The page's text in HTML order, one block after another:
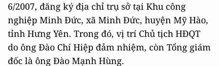
6/2007, đăng ký địa chỉ trụ sở tại Khu công
nghiệp Minh Đức, xã Minh Đức, huyện Mỹ Hào,
tỉnh Hưng Yên. Trong đó, vị trí Chủ tịch HĐQT
do ông Đào Chí Hiệp đảm nhiệm, còn Tổng giám
đốc là ông Đào Mạnh Hùng.